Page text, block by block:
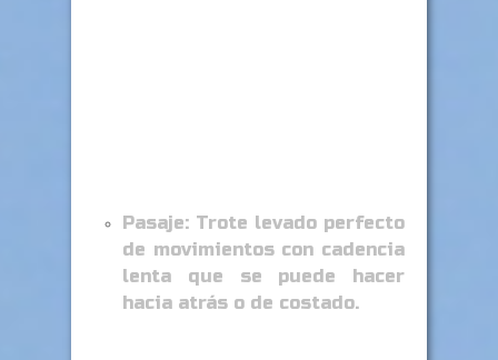
Pasaje: Trote levado perfecto
de movimientos con cadencia
lenta que se puede hacer
hacia atrás o de costado.